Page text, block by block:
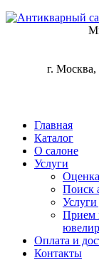
г. Москва,
Главная
Каталог
О салоне
Услуги
Поиск
Услуги
Прием
Оплата и
Контакты